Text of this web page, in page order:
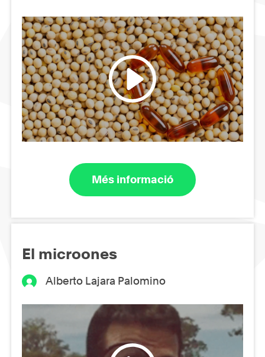
Més informació
El microones
Alberto Lajara Palomino